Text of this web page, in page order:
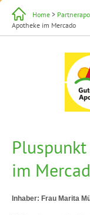
Home >
Apotheke im Mercado
im
Inhaber: Frau Marita